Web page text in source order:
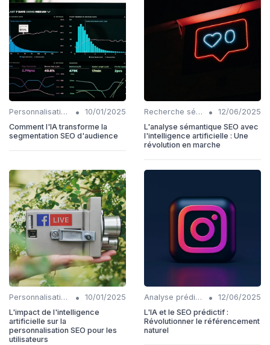
Personnalisation et intention de l'utilisateur •
10/01/2025
Comment l'IA transforme la
segmentation SEO d'audience
Recherche sémantique et IA •
12/06/2025
L'analyse sémantique SEO avec
l'intelligence artificielle : Une
révolution en marche
Personnalisation et intention de l'utilisateur •
10/01/2025
L'impact de l'intelligence
artificielle sur la
personnalisation SEO pour les
utilisateurs
Analyse prédictive en SEO •
12/06/2025
L'IA et le SEO prédictif :
Révolutionner le référencement
naturel